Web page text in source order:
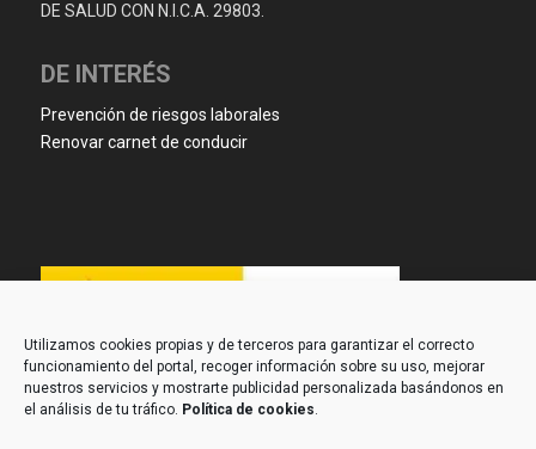
Utilizamos cookies propias y de terceros para garantizar el correcto
funcionamiento del portal, recoger información sobre su uso, mejorar
nuestros servicios y mostrarte publicidad personalizada basándonos en
el análisis de tu tráfico. Política de cookies.
DE SALUD CON N.I.C.A. 29803.
DE INTERÉS
Prevención de riesgos laborales
Renovar carnet de conducir